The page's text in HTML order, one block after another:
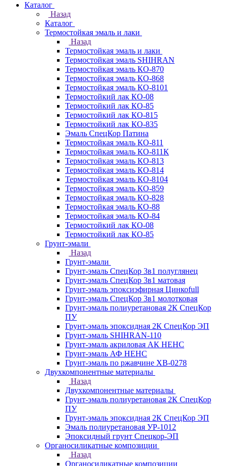
Каталог
Назад
Каталог
Термостойкая эмаль и лаки
Назад
Термостойкая эмаль и лаки
Термостойкая эмаль SHIHRAN
Термостойкая эмаль КО-870
Термостойкая эмаль КО-868
Термостойкая эмаль КО-8101
Термостойкий лак КО-08
Термостойкий лак КО-85
Термостойкий лак КО-815
Термостойкий лак КО-835
Эмаль СпецКор Патина
Термостойкая эмаль КО-811
Термостойкая эмаль КО-811К
Термостойкая эмаль КО-813
Термостойкая эмаль КО-814
Термостойкая эмаль КО-8104
Термостойкая эмаль КО-859
Термостойкая эмаль КО-828
Термостойкая эмаль КО-88
Термостойкая эмаль КО-84
Термостойкий лак КО-08
Термостойкий лак КО-85
Грунт-эмали
Назад
Грунт-эмали
Грунт-эмаль СпецКор 3в1 полуглянец
Грунт-эмаль СпецКор 3в1 матовая
Грунт-эмаль эпоксиэфирная Цинкоfull
Грунт-эмаль СпецКор 3в1 молотковая
Грунт-эмаль полиуретановая 2К СпецКор
ПУ
Грунт-эмаль эпоксидная 2К СпецКор ЭП
Грунт-эмаль SHIHRAN-110
Грунт-эмаль акриловая АК НЕНС
Грунт-эмаль АФ НЕНС
Грунт-эмаль по ржавчине ХВ-0278
Двухкомпонентные материалы
Назад
Двухкомпонентные материалы
Грунт-эмаль полиуретановая 2К СпецКор
ПУ
Грунт-эмаль эпоксидная 2К СпецКор ЭП
Эмаль полиуретановая УР-1012
Эпоксидный грунт Спецкор-ЭП
Органосиликатные композиции
Назад
Органосиликатные композиции